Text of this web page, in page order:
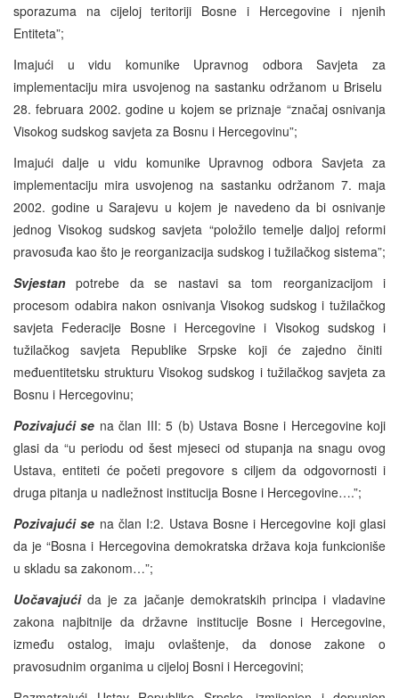
sporazuma na cijeloj teritoriji Bosne i Hercegovine i njenih
Entiteta”;
Imajući u vidu komunike Upravnog odbora Savjeta za
implementaciju mira usvojenog na sastanku održanom u Briselu
28. februara 2002. godine u kojem se priznaje “značaj osnivanja
Visokog sudskog savjeta za Bosnu i Hercegovinu”;
Imajući dalje u vidu komunike Upravnog odbora Savjeta za
implementaciju mira usvojenog na sastanku održanom 7. maja
2002. godine u Sarajevu u kojem je navedeno da bi osnivanje
jednog Visokog sudskog savjeta “položilo temelje daljoj reformi
pravosuđa kao što je reorganizacija sudskog i tužilačkog sistema”;
Svjestanpotrebe da se nastavi sa tom reorganizacijom i
procesom odabira nakon osnivanja Visokog sudskog i tužilačkog
savjeta Federacije Bosne i Hercegovine i Visokog sudskog i
tužilačkog savjeta Republike Srpske koji će zajedno činiti
međuentitetsku strukturu Visokog sudskog i tužilačkog savjeta za
Bosnu i Hercegovinu;
Pozivajući se na član III: 5 (b) Ustava Bosne i Hercegovine koji
glasi da “u periodu od šest mjeseci od stupanja na snagu ovog
Ustava, entiteti će početi pregovore s ciljem da odgovornosti i
druga pitanja u nadležnost institucija Bosne i Hercegovine….”;
Pozivajući se na član I:2. Ustava Bosne i Hercegovine koji glasi
da je “Bosna i Hercegovina demokratska država koja funkcioniše
u skladu sa zakonom…”;
Uočavajućida je za jačanje demokratskih principa i vladavine
zakona najbitnije da državne institucije Bosne i Hercegovine,
između ostalog, imaju ovlaštenje, da donose zakone o
pravosudnim organima u cijeloj Bosni i Hercegovini;